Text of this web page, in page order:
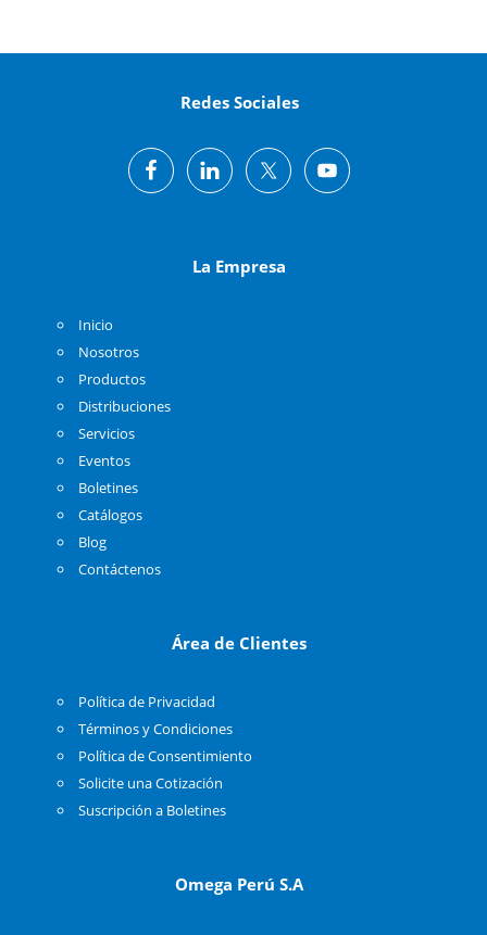
Redes Sociales
La Empresa
Inicio
Nosotros
Productos
Distribuciones
Servicios
Eventos
Boletines
Catálogos
Blog
Contáctenos
Área de Clientes
Política de Privacidad
Términos y Condiciones
Política de Consentimiento
Solicite una Cotización
Suscripción a Boletines
Omega Perú S.A